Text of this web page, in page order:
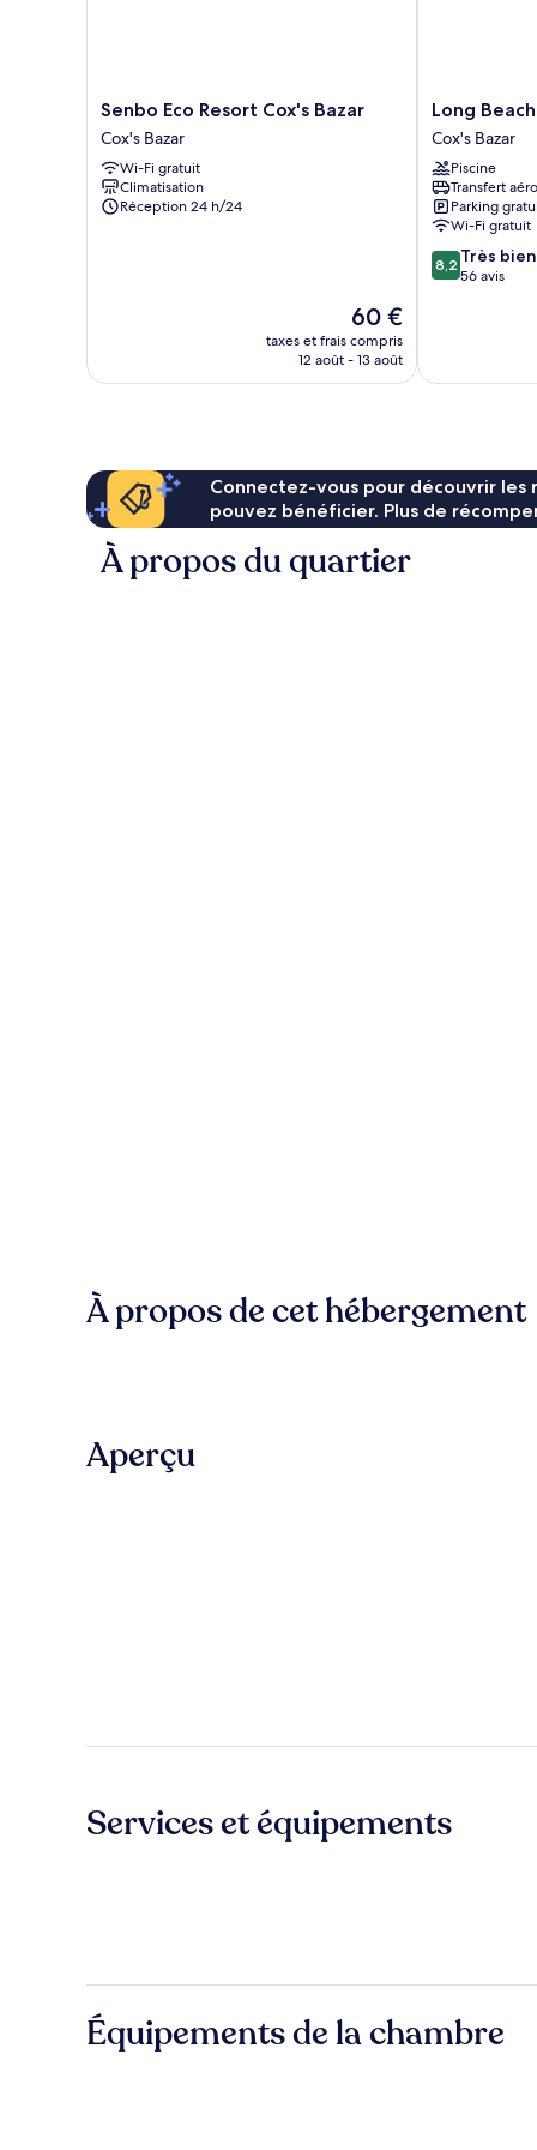
Senbo
Eco
Resort
Cox's
Bazar
Cox's
Senbo Eco Resort Cox's Bazar
Cox's Bazar
Wi-Fi gratuit
Climatisation
Réception 24 h/24
Le
nouveau
prix
60 €
taxes et frais compris
12 août - 13 août
Long
Beach
Hotel
Cox's
Bazar
Long
Cox's Bazar
Piscine
Transfert
Parking
Wi-Fi gratuit
8.2
sur
8,2 Très bien
56 avis
Connectez-vous pour découvrir
pouvez bénéficier. Plus de
À propos du quartier
À propos de cet hébergement
Aperçu
Services et équipements
Équipements de la chambre